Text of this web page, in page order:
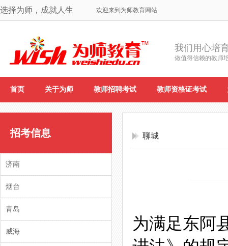
选择为师，成就人生 欢迎来到为师教育网站
我们用心培
做值得信赖的教师
首页 关于为师 教师招聘考试 教师资格证考试
招考信息
济南
烟台
青岛
威海
聊城
为满足东阿